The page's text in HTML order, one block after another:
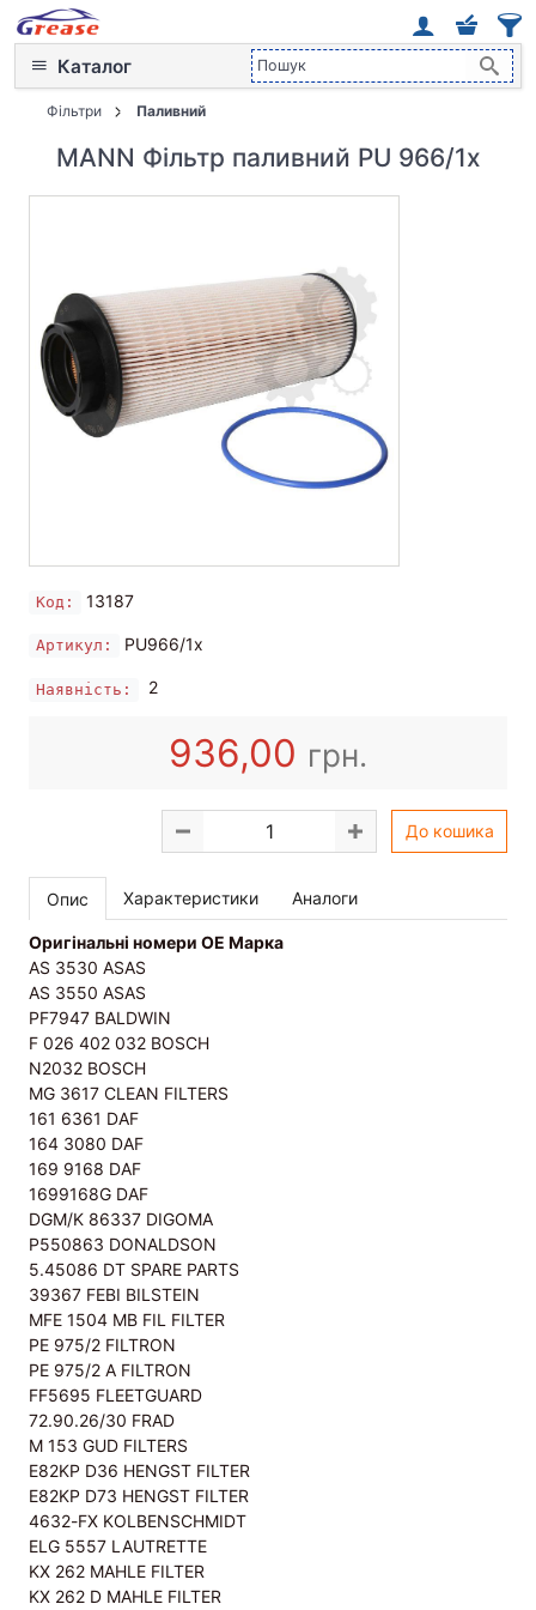
Каталог
Фільтри Паливний
MANN Фільтр паливний PU 966/1x
Код: 13187
Артикул: PU966/1x
Наявність: 2
936,00 грн.
До кошика
Опис Характеристики Аналоги
Оригінальні номери OE Марка
AS 3530 ASAS
AS 3550 ASAS
PF7947 BALDWIN
F 026 402 032 BOSCH
N2032 BOSCH
MG 3617 CLEAN FILTERS
161 6361 DAF
164 3080 DAF
169 9168 DAF
1699168G DAF
DGM/K 86337 DIGOMA
P550863 DONALDSON
5.45086 DT SPARE PARTS
39367 FEBI BILSTEIN
MFE 1504 MB FIL FILTER
PE 975/2 FILTRON
PE 975/2 A FILTRON
FF5695 FLEETGUARD
72.90.26/30 FRAD
M 153 GUD FILTERS
E82KP D36 HENGST FILTER
E82KP D73 HENGST FILTER
4632-FX KOLBENSCHMIDT
ELG 5557 LAUTRETTE
KX 262 MAHLE FILTER
KX 262 D MAHLE FILTER